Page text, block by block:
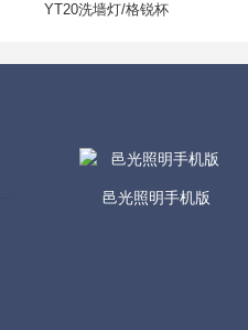
YT20洗墙灯/格锐杯
邑光照明手机版